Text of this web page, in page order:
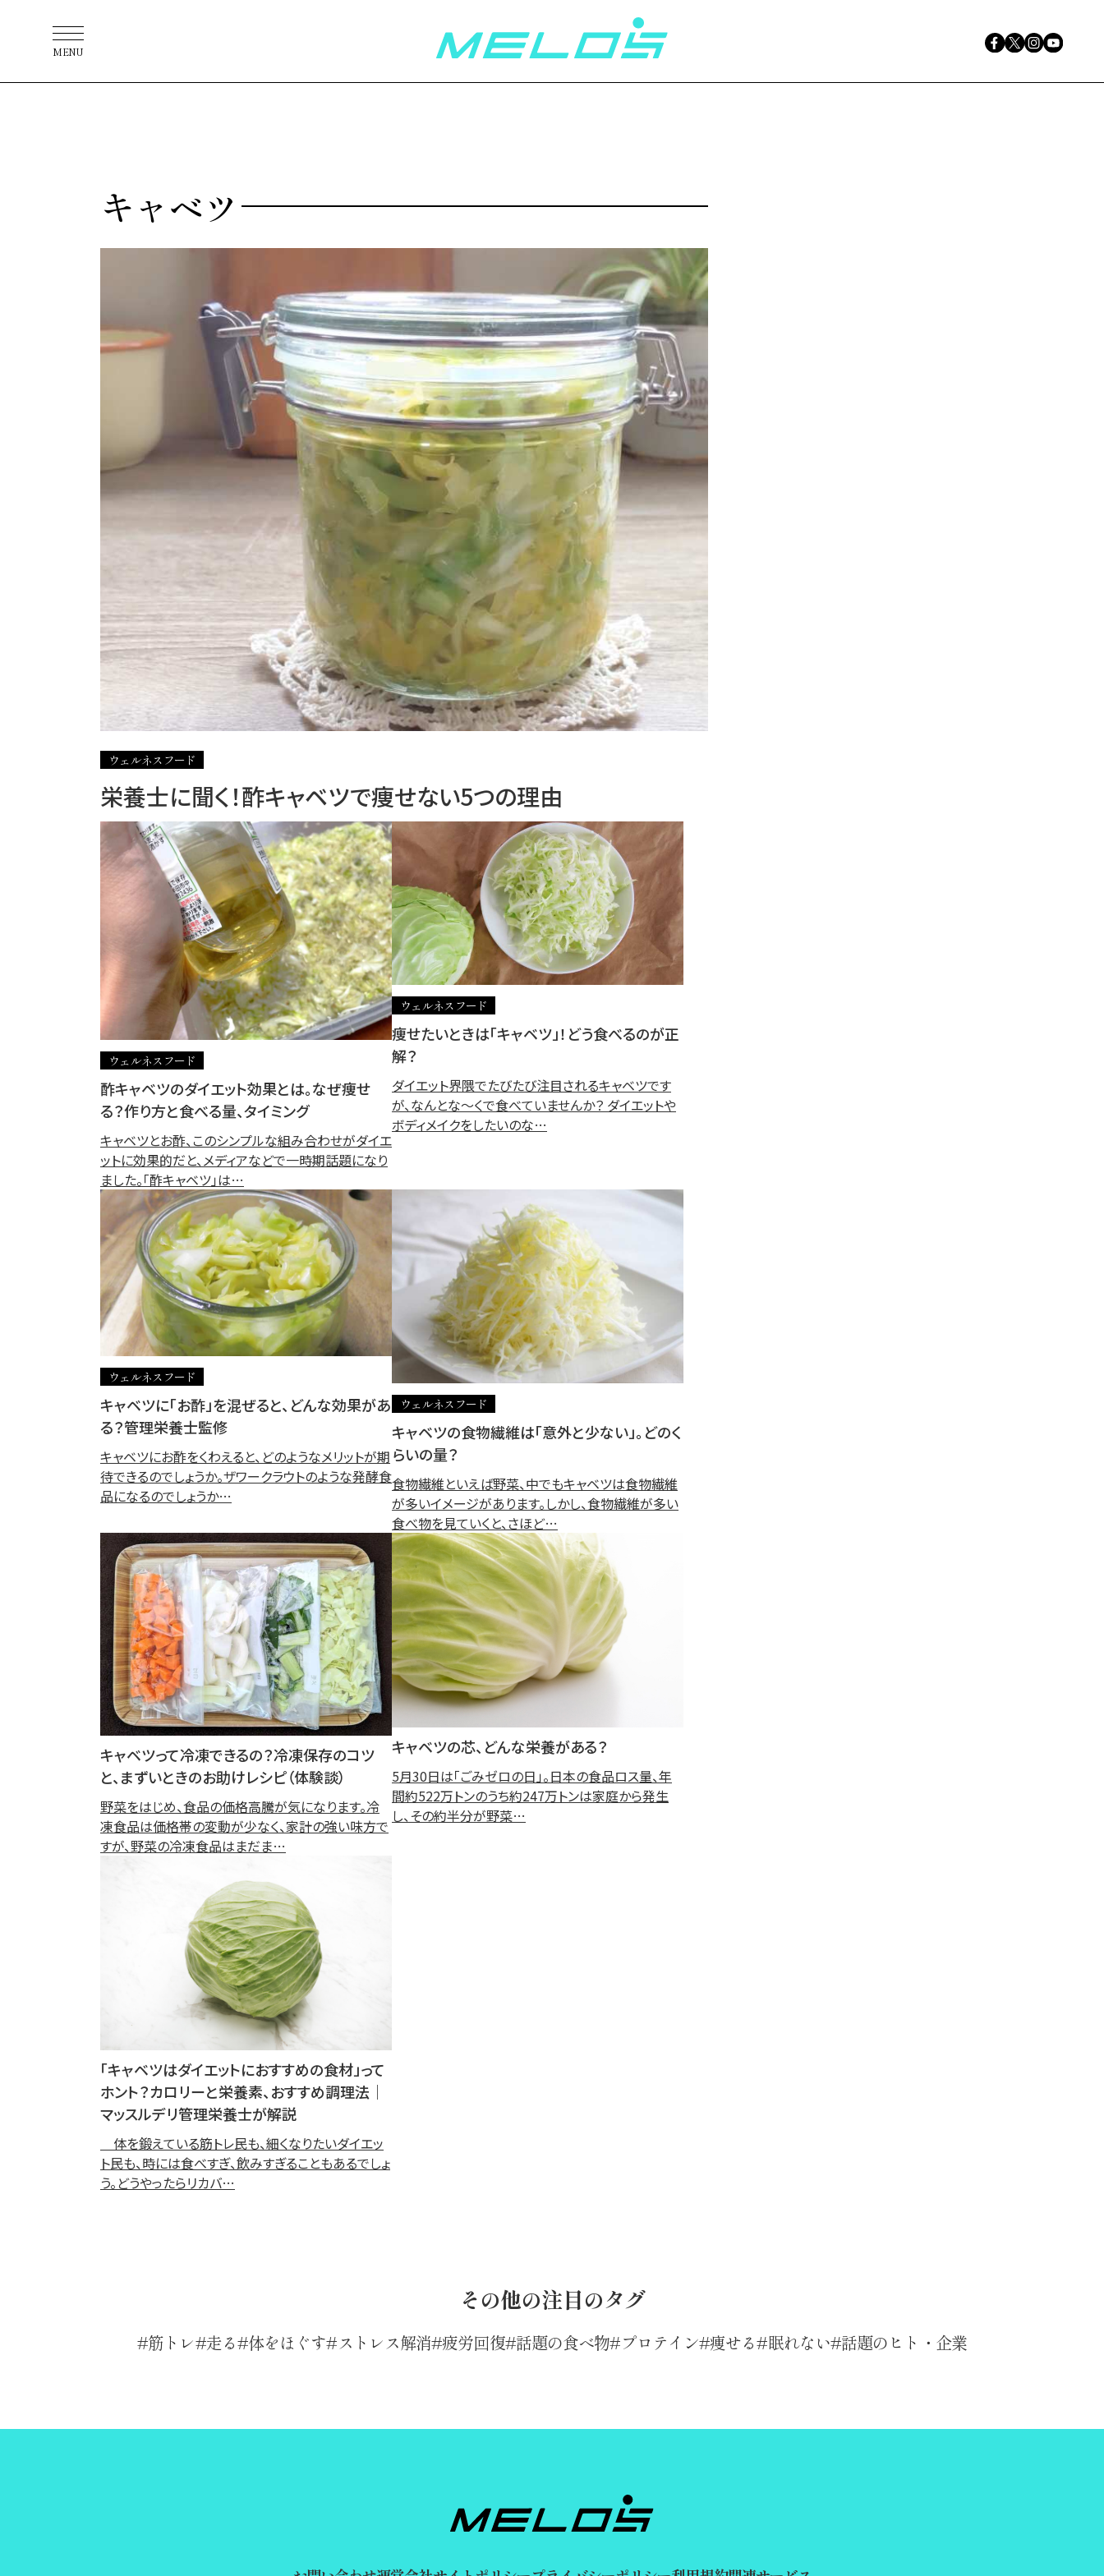
MENU
キャベツ
ウェルネスフード
栄養士に聞く！酢キャベツで痩せない5つの理由
ウェルネスフード
酢キャベツのダイエット効果とは。なぜ痩せ
る？作り方と食べる量、タイミング
キャベツとお酢、このシンプルな組み合わせがダイエ
ットに効果的だと、メディアなどで一時期話題になり
ました。「酢キャベツ」は…
ウェルネスフード
痩せたいときは「キャベツ」！どう食べるのが正
解？
ダイエット界隈でたびたび注目されるキャベツです
が、なんとな～くで食べていませんか？ ダイエットや
ボディメイクをしたいのな…
ウェルネスフード
キャベツに「お酢」を混ぜると、どんな効果があ
る？管理栄養士監修
キャベツにお酢をくわえると、どのようなメリットが期
待できるのでしょうか。ザワークラウトのような発酵食
品になるのでしょうか…
ウェルネスフード
キャベツの食物繊維は「意外と少ない」。どのく
らいの量？
食物繊維といえば野菜、中でもキャベツは食物繊維
が多いイメージがあります。しかし、食物繊維が多い
食べ物を見ていくと、さほど…
キャベツって冷凍できるの？冷凍保存のコツ
と、まずいときのお助けレシピ（体験談）
野菜をはじめ、食品の価格高騰が気になります。冷
凍食品は価格帯の変動が少なく、家計の強い味方で
すが、野菜の冷凍食品はまだま…
キャベツの芯、どんな栄養がある？
5月30日は「ごみゼロの日」。日本の食品ロス量、年
間約522万トンのうち約247万トンは家庭から発生
し、その約半分が野菜…
「キャベツはダイエットにおすすめの食材」って
ホント？カロリーと栄養素、おすすめ調理法｜
マッスルデリ管理栄養士が解説
体を鍛えている筋トレ民も、細くなりたいダイエッ
ト民も、時には食べすぎ、飲みすぎることもあるでしょ
う。どうやったらリカバ…
その他の注目のタグ
筋トレ 走る 体をほぐす ストレス解消 疲労回復 話題の食べ物 プロテイン 痩せる 眠れない 話題のヒト・企業